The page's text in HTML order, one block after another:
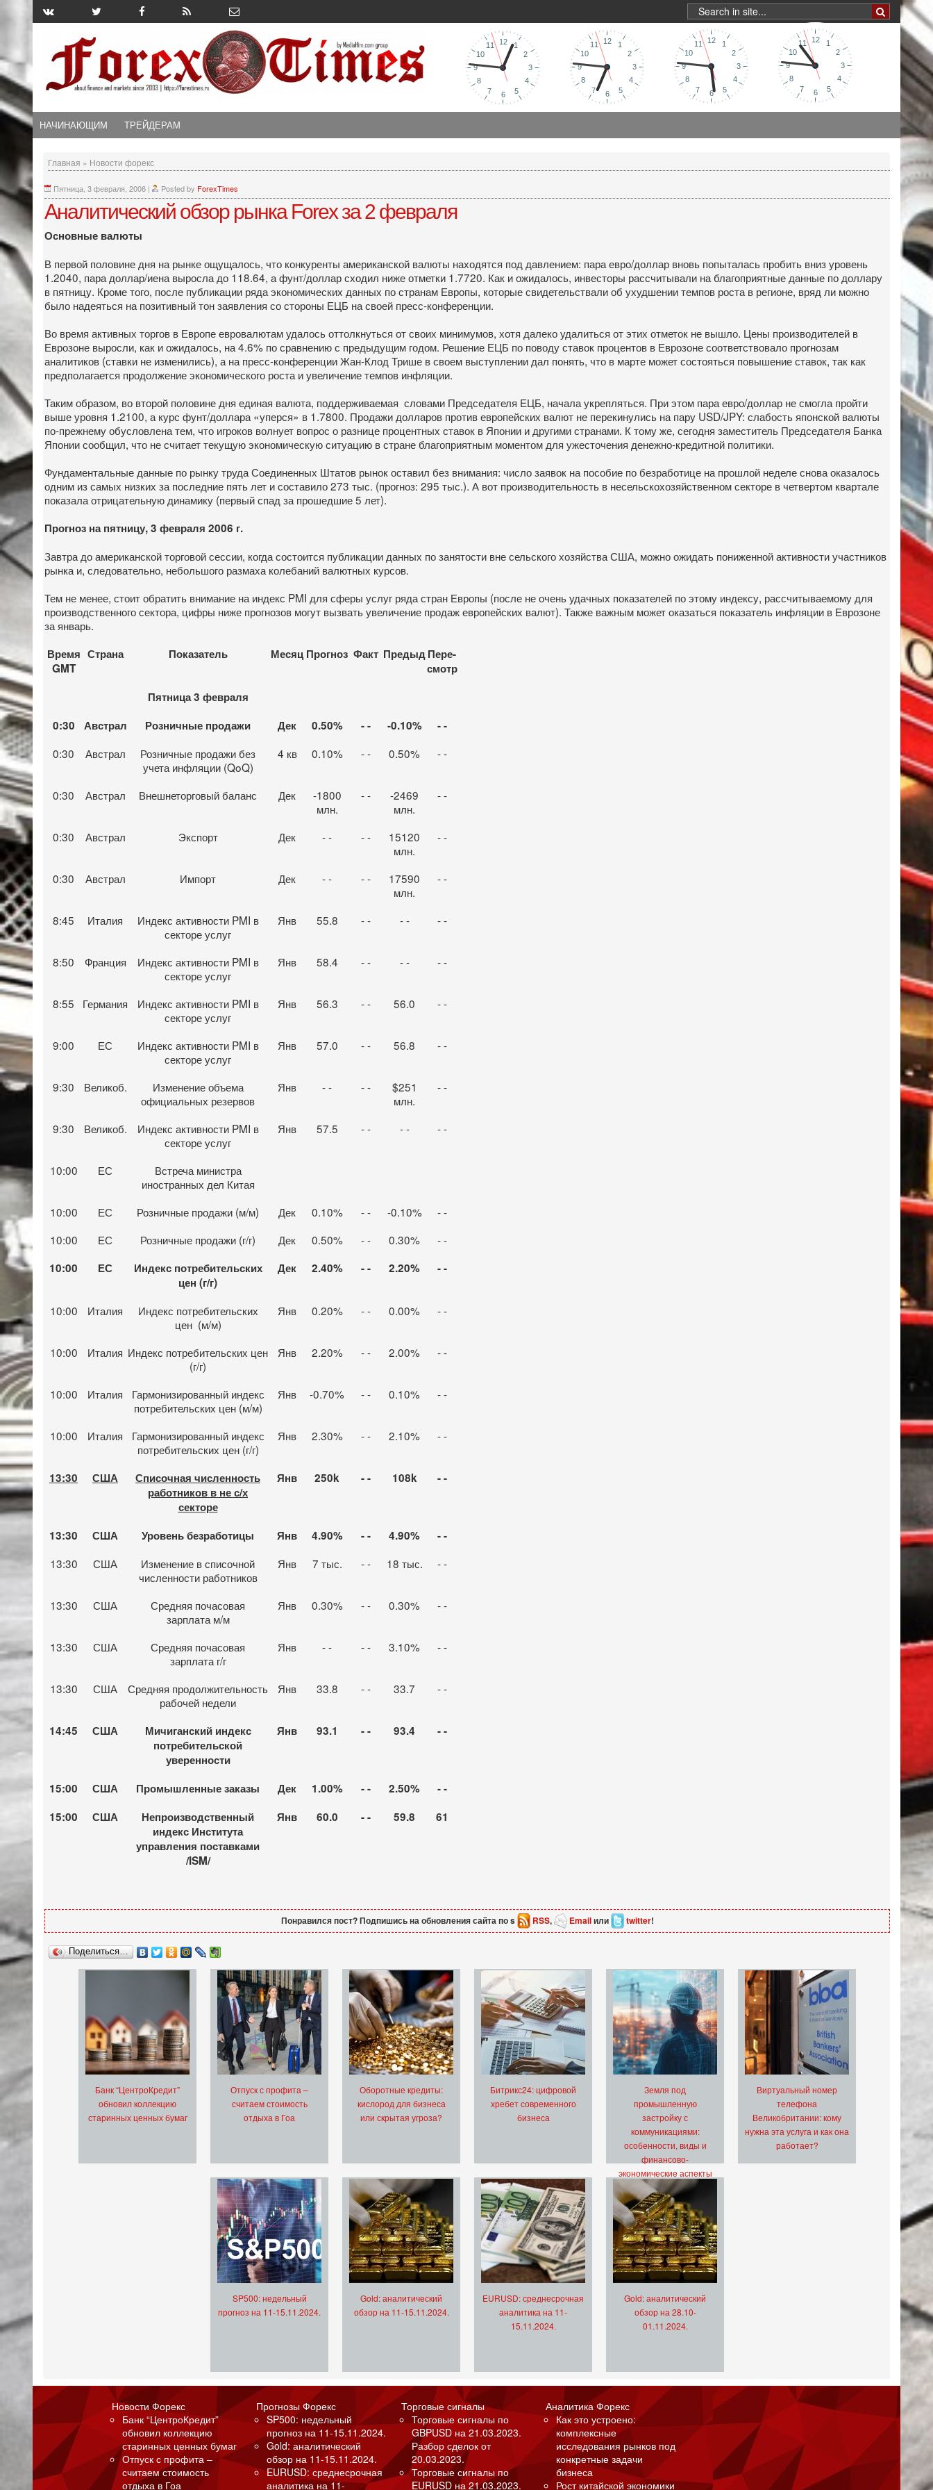
НАЧИНАЮЩИМ ТРЕЙДЕРАМ
Главная » Новости форекс
Пятница, 3 февраля, 2006 | Posted by ForexTimes
Аналитический обзор рынка Forex за 2 февраля
Основные валюты
В первой половине дня на рынке ощущалось, что конкуренты американской валюты находятся под давлением: пара евро/доллар вновь попыталась пробить вниз уровень
1.2040, пара доллар/иена выросла до 118.64, а фунт/доллар сходил ниже отметки 1.7720. Как и ожидалось, инвесторы рассчитывали на благоприятные данные по доллару
в пятницу. Кроме того, после публикации ряда экономических данных по странам Европы, которые свидетельствали об ухудшении темпов роста в регионе, вряд ли можно
было надеяться на позитивный тон заявления со стороны ЕЦБ на своей пресс-конференции.
Во время активных торгов в Европе евровалютам удалось оттолкнуться от своих минимумов, хотя далеко удалиться от этих отметок не вышло. Цены производителей в
Еврозоне выросли, как и ожидалось, на 4.6% по сравнению с предыдущим годом. Решение ЕЦБ по поводу ставок процентов в Еврозоне соответствовало прогнозам
аналитиков (ставки не изменились), а на пресс-конференции Жан-Клод Трише в своем выступлении дал понять, что в марте может состояться повышение ставок, так как
предполагается продолжение экономического роста и увеличение темпов инфляции.
Таким образом, во второй половине дня единая валюта, поддерживаемая словами Председателя ЕЦБ, начала укрепляться. При этом пара евро/доллар не смогла пройти
выше уровня 1.2100, а курс фунт/доллара «уперся» в 1.7800. Продажи долларов против европейских валют не перекинулись на пару USD/JPY: слабость японской валюты
по-прежнему обусловлена тем, что игроков волнует вопрос о разнице процентных ставок в Японии и другими странами. К тому же, сегодня заместитель Председателя Банка
Японии сообщил, что не считает текущую экономическую ситуацию в стране благоприятным моментом для ужесточения денежно-кредитной политики.
Фундаментальные данные по рынку труда Соединенных Штатов рынок оставил без внимания: число заявок на пособие по безработице на прошлой неделе снова оказалось
одним из самых низких за последние пять лет и составило 273 тыс. (прогноз: 295 тыс.). А вот производительность в несельскохозяйственном секторе в четвертом квартале
показала отрицательную динамику (первый спад за прошедшие 5 лет).
Прогноз на пятницу, 3 февраля 2006 г.
Завтра до американской торговой сессии, когда состоится публикации данных по занятости вне сельского хозяйства США, можно ожидать пониженной активности участников
рынка и, следовательно, небольшого размаха колебаний валютных курсов.
Тем не менее, стоит обратить внимание на индекс PMI для сферы услуг ряда стран Европы (после не очень удачных показателей по этому индексу, рассчитываемому для
производственного сектора, цифры ниже прогнозов могут вызвать увеличение продаж европейских валют). Также важным может оказаться показатель инфляции в Еврозоне
за январь.
Время
GMT
Страна Показатель Месяц Прогноз Факт ПредыдПере-
смотр
Пятница 3 февраля
0:30
Австрал Розничные продажи Дек 0.50% - - -0.10%
- -
0:30
Австрал
Розничные продажи без
учета инфляции (QoQ)
4 кв 0.10% - - 0.50% - -
0:30 Австрал Внешнеторговый баланс Дек
-1800
млн.
- -
-2469
млн.
- -
0:30 Австрал Экспорт Дек - - - -
15120
млн.
- -
0:30 Австрал Импорт Дек - - - -
17590
млн.
- -
8:45 Италия
Индекс активности PMI в
секторе услуг
Янв 55.8 - - - - - -
8:50 Франция
Индекс активности PMI в
секторе услуг
Янв 58.4 - - - - - -
8:55 Германия
Индекс активности PMI в
секторе услуг
Янв 56.3 - - 56.0 - -
9:00 ЕС
Индекс активности PMI в
секторе услуг
Янв 57.0 - - 56.8 - -
9:30 Великоб.
Изменение объема
официальных резервов
Янв - - - -
$251
млн.
- -
9:30 Великоб.
Индекс активности PMI в
секторе услуг
Янв 57.5 - - - - - -
10:00 ЕС
Встреча министра
иностранных дел Китая
10:00
ЕС Розничные продажи (м/м) Дек 0.10% - - -0.10%
- -
10:00
ЕС Розничные продажи (г/г) Дек 0.50% - - 0.30%
- -
10:00
ЕС
Индекс потребительских
цен (г/г)
Дек 2.40% - - 2.20% - -
10:00 Италия
Индекс потребительских
цен (м/м)
Янв 0.20% - - 0.00% - -
10:00 Италия Индекс потребительских цен
(г/г)
Янв 2.20% - - 2.00% - -
10:00 Италия
Гармонизированный индекс
потребительских цен (м/м)
Янв -0.70% - - 0.10% - -
10:00 Италия
Гармонизированный индекс
потребительских цен (г/г)
Янв 2.30% - - 2.10% - -
13:30 США
Списочная численность
работников в не с/х
секторе
Янв 250k - - 108k - -
13:30 США Уровень безработицы Янв 4.90% - - 4.90%
- -
13:30
США
Изменение в списочной
численности работников
Янв 7 тыс. - - 18 тыс. - -
13:30 США
Средняя почасовая
зарплата м/м
Янв 0.30% - - 0.30% - -
13:30 США
Средняя почасовая
зарплата г/г
Янв - - - - 3.10% - -
13:30 США
Средняя продолжительность
рабочей недели
Янв 33.8 - - 33.7 - -
14:45 США
Мичиганский индекс
потребительской
уверенности
Янв 93.1 - - 93.4 - -
15:00 США Промышленные заказы Дек 1.00% - - 2.50%
- -
15:00
США
Непроизводственный
индекс Института
управления поставками
/ISM/
Янв 60.0 - - 59.8 61
Понравился пост? Подпишись на обновления сайта по s RSS, Emailили twitter!
Поделиться…
Банк “ЦентроКредит”
обновил коллекцию
старинных ценных бумаг
Отпуск с профита –
считаем стоимость
отдыха в Гоа
Оборотные кредиты:
кислород для бизнеса
или скрытая угроза?
Битрикс24: цифровой
хребет современного
бизнеса
Земля под
промышленную
застройку с
коммуникациями:
особенности, виды и
финансово-
экономические аспекты
Виртуальный номер
телефона
Великобритании: кому
нужна эта услуга и как она
работает?
SP500: недельный
прогноз на 11-15.11.2024.
Gold: аналитический
обзор на 11-15.11.2024.
EURUSD: среднесрочная
аналитика на 11-
15.11.2024.
Gold: аналитический
обзор на 28.10-
01.11.2024.
Новости Форекс
Банк “ЦентроКредит”
обновил коллекцию
старинных ценных бумаг
Отпуск с профита –
считаем стоимость
отдыха в Гоа
Прогнозы Форекс
SP500: недельный
прогноз на 11-15.11.2024.
Gold: аналитический
обзор на 11-15.11.2024.
EURUSD: среднесрочная
аналитика на 11-
Торговые сигналы
Торговые сигналы по
GBPUSD на 21.03.2023.
Разбор сделок от
20.03.2023.
Торговые сигналы по
EURUSD на 21.03.2023.
Аналитика Форекс
Как это устроено:
комплексные
исследования рынков под
конкретные задачи
бизнеса
Рост китайской экономики